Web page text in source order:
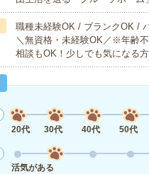
職種未経験OK / ブランクOK /
＼無資格・未経験OK／※年齢
相談もOK！少しでも気になる
20代
30代 40代 50代
活気がある